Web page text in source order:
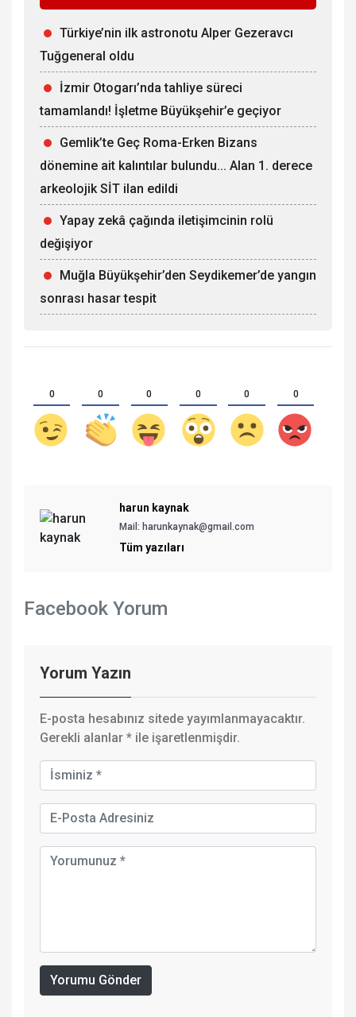
Türkiye’nin ilk astronotu Alper Gezeravcı
Tuğgeneral oldu
İzmir Otogarı’nda tahliye süreci
tamamlandı! İşletme Büyükşehir’e geçiyor
Gemlik’te Geç Roma-Erken Bizans
dönemine ait kalıntılar bulundu... Alan 1. derece
arkeolojik SİT ilan edildi
Yapay zekâ çağında iletişimcinin rolü
değişiyor
Muğla Büyükşehir’den Seydikemer’de yangın
sonrası hasar tespit
0 0 0 0 0 0
harun kaynak
Mail: harunkaynak@gmail.com
Tüm yazıları
Facebook Yorum
Yorum Yazın
E-posta hesabınız sitede yayımlanmayacaktır.
Gerekli alanlar * ile işaretlenmişdir.
Yorumu Gönder